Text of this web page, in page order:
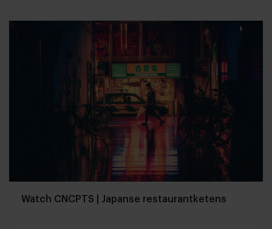
Watch CNCPTS | Japanse restaurantketens